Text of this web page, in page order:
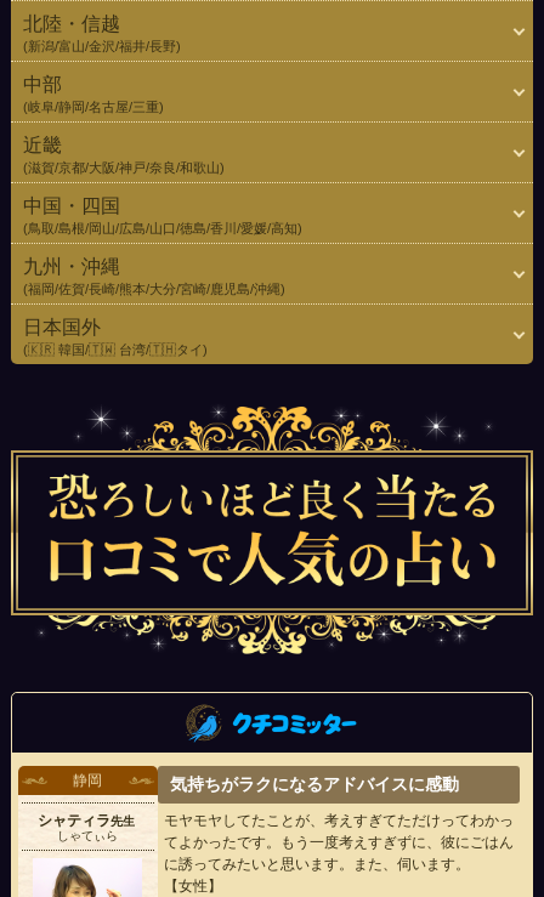
北陸・信越
(新潟/富山/金沢/福井/長野)
中部
(岐阜/静岡/名古屋/三重)
近畿
(滋賀/京都/大阪/神戸/奈良/和歌山)
中国・四国
(鳥取/島根/岡山/広島/山口/徳島/香川/愛媛/高知)
九州・沖縄
(福岡/佐賀/長崎/熊本/大分/宮崎/鹿児島/沖縄)
日本国外
(🇰🇷 韓国/🇹🇼 台湾/🇹🇭タイ)
静岡
シャティラ先生
しゃてぃら
気持ちがラクになるアドバイスに感動
モヤモヤしてたことが、考えすぎてただけってわかっ
てよかったです。もう一度考えすぎずに、彼にごはん
に誘ってみたいと思います。また、伺います。
【女性】